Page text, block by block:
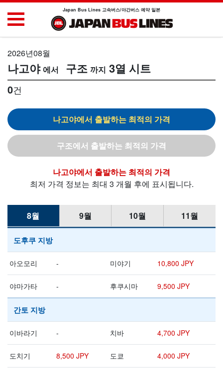
Japan Bus Lines 고속버스/야간버스 예약 일본
2026년08월
나고야 구조 3열 시트
0건
나고야
구조
나고야
최저 가격 정보는 최대 3 개월 후에 표시됩니다.
8월 9월 10월 11월
도후쿠 지방
아오모리 - 미야기 10,800 JPY
야마가타 - 후쿠시마 9,500 JPY
간토 지방
이바라기 - 치바 4,700 JPY
도치기 8,500 JPY 도쿄 4,000 JPY